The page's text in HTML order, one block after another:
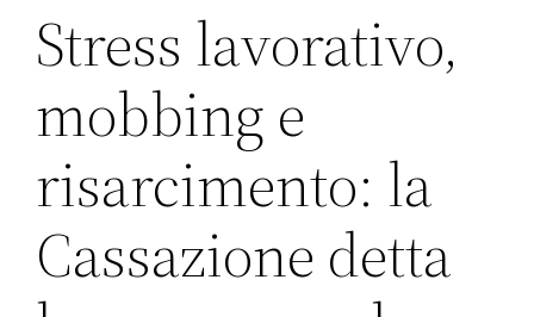
Stress lavorativo,
mobbing e
risarcimento: la
Cassazione detta